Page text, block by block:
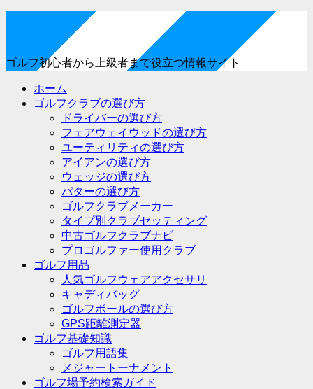
ゴルフ初心者から上級者まで役立つ情報サイト
ホーム
ゴルフクラブの選び方
ドライバーの選び方
フェアウェイウッドの選び方
ユーティリティの選び方
アイアンの選び方
ウェッジの選び方
パターの選び方
ゴルフクラブメーカー
タイプ別クラブセッティング
中古ゴルフクラブナビ
プロゴルファー使用クラブ
ゴルフ用品
人気ゴルフウェアアクセサリ
キャディバッグ
ゴルフボールの選び方
GPS距離測定器
ゴルフ基礎知識
ゴルフ用語集
メジャートーナメント
ゴルフ場予約検索ガイド